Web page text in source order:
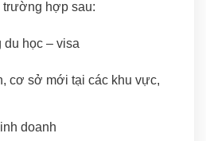
trường hợp sau:
du học – visa
cơ sở mới tại các khu vực,
doanh